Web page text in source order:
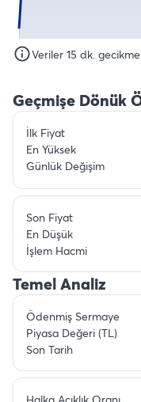
Veriler 15 dk.
Geçmişe Dönük
İlk Fiyat
En Yüksek
Günlük Değişim
Son Fiyat
En Düşük
İşlem Hacmi
Temel Analiz
Ödenmiş Sermaye
Piyasa Değeri (TL)
Son Tarih